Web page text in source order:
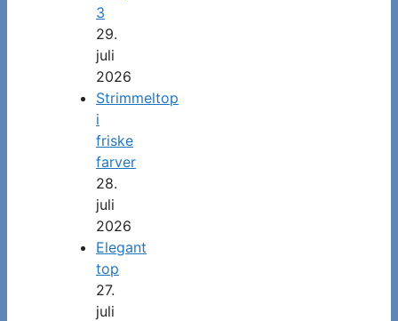
3
29.
juli
2026
Strimmeltop
i
friske
farver
28.
juli
2026
Elegant
top
27.
juli